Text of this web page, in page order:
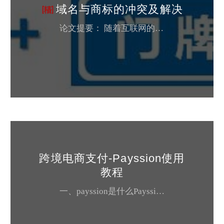
域名与商标的冲突及解决
论文提要： 随着互联网的迅速发展和广泛应用，人们的生活已经离不开互联网了。互联网的作用体现在社会生活的各个方面，域名的作用也越发显得重要了。众多企业通过建立网站来展示本企业的信息，使得域名所具有的原始技术意义被日渐淡化，其背后所蕴涵的商业识...
跨境电商支付-Payssion使用
教程
一、payssion是什么Payssion，让全球收款更轻松Payssion成立于2013年1月15日，是国内领先的一站式全球跨境支付解决方案提供商，我们专注于为中小企业和个人提供"简单、安全、快速"的全球在线收款服务。Payssion核心成员来自支付宝、PayPal及跨境电商等互联网公司，在跨境支付方面有丰富的经验和风险防范机制，并在跨境电商、海外游戏、留学教育、酒店、机票等多个行业客户提...